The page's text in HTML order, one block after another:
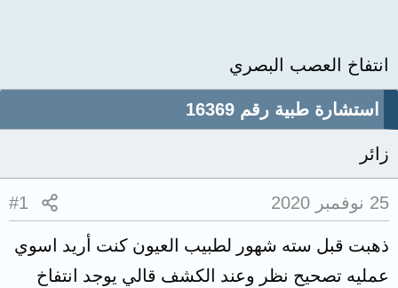
انتفاخ العصب البصري
استشارة طبية رقم 16369
زائر
25 نوفمبر 2020 #1
ذهبت قبل سته شهور لطبيب العيون كنت أريد اسوي
عمليه تصحيح نظر وعند الكشف قالي يوجد انتفاخ